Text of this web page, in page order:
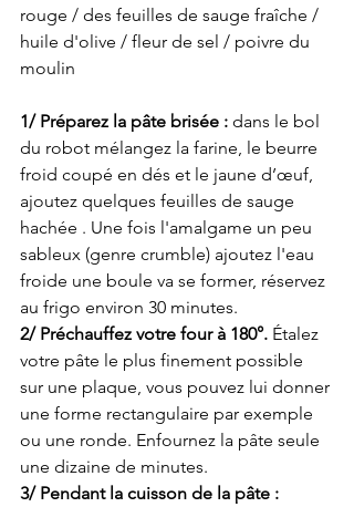
rouge / des feuilles de sauge fraîche /
huile d'olive / fleur de sel / poivre du
moulin
1/ Préparez la pâte brisée : dans le bol
du robot mélangez la farine, le beurre
froid coupé en dés et le jaune d’œuf,
ajoutez quelques feuilles de sauge
hachée . Une fois l'amalgame un peu
sableux (genre crumble) ajoutez l'eau
froide une boule va se former, réservez
au frigo environ 30 minutes.
2/ Préchauffez votre four à 180°. Étalez
votre pâte le plus finement possible
sur une plaque, vous pouvez lui donner
une forme rectangulaire par exemple
ou une ronde. Enfournez la pâte seule
une dizaine de minutes.
3/ Pendant la cuisson de la pâte :